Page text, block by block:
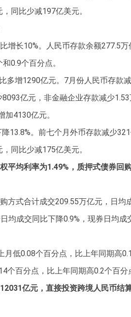
同比少减197亿美元。
增长10%。人民币存款余额277.5
0.9个百分点。
多增1290亿元。7月份人民币存款
亿元，非金融企业存款减少
4130亿元。
13.8%。前七个月外币存款减少
同比少减175亿美元。
平均利率为1.49%，质押式债券回
方式合计成交209.55万亿元，日均
均成交同比下降0.9%，现券日均成
低0.08个百分点，比上年同期高
个百分点，比上年同期高0.2个百分
亿元，直接投资跨境人民币结